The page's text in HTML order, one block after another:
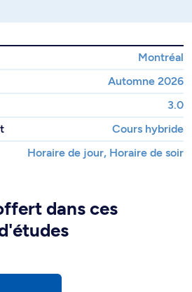
Montréal
Automne 2026
3.0
Cours hybride
Horaire de jour, Horaire de soir
dans ces